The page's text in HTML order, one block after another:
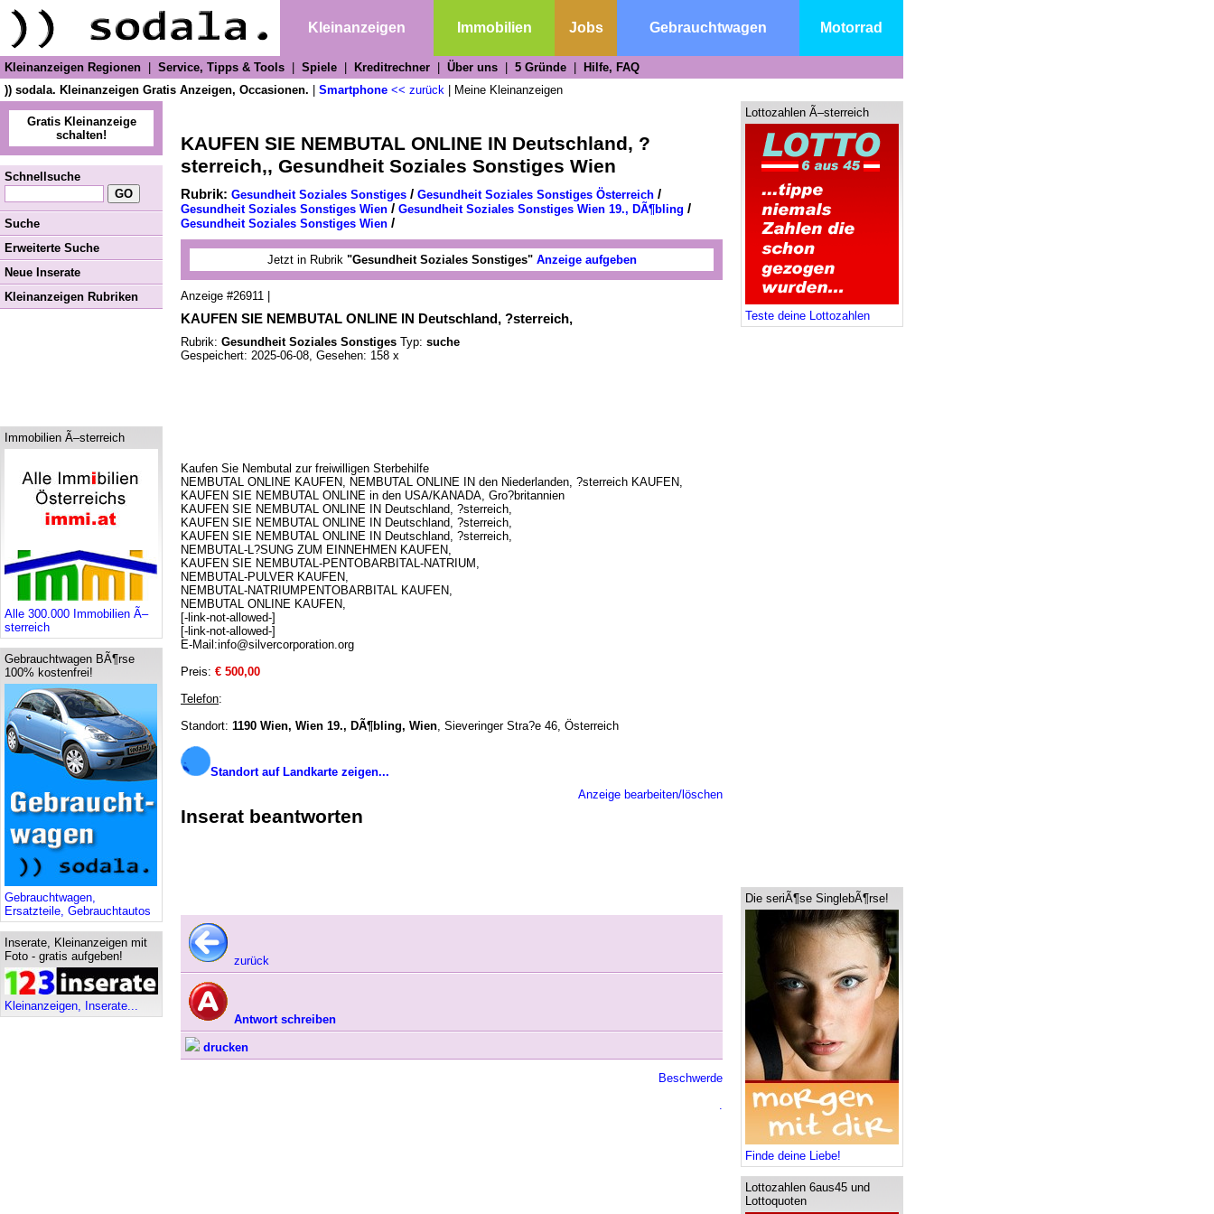
Kleinanzeigen Immobilien Jobs Gebrauchtwagen Motorrad
Kleinanzeigen Regionen Service, Tipps & Tools Spiele Kreditrechner Über uns 5 Gründe
Hilfe, FAQ
)) sodala. Kleinanzeigen Gratis Anzeigen, Occasionen.
Smartphone << zurück Meine Kleinanzeigen
Gratis Kleinanzeige
schalten!
Schnellsuche
Suche
Erweiterte Suche
Neue Inserate
Kleinanzeigen Rubriken
Immobilien Ã–sterreich
Alle 300.000 Immobilien Ã–
sterreich
Gebrauchtwagen BÃ¶rse
100% kostenfrei!
Gebrauchtwagen,
Ersatzteile, Gebrauchtautos
Inserate, Kleinanzeigen mit
Foto - gratis aufgeben!
Kleinanzeigen, Inserate...
KAUFEN SIE NEMBUTAL ONLINE IN Deutschland, ?
sterreich,, Gesundheit Soziales Sonstiges Wien
Rubrik: Gesundheit Soziales Sonstiges / Gesundheit Soziales Sonstiges Österreich /
Gesundheit Soziales Sonstiges Wien / Gesundheit Soziales Sonstiges Wien 19., DÃ¶bling /
Gesundheit Soziales Sonstiges Wien /
Jetzt in Rubrik "Gesundheit Soziales Sonstiges" Anzeige aufgeben
Anzeige #26911 |
KAUFEN SIE NEMBUTAL ONLINE IN Deutschland, ?sterreich,
Rubrik: Gesundheit Soziales Sonstiges Typ: suche
Gespeichert: 2025-06-08, Gesehen: 158 x
Kaufen Sie Nembutal zur freiwilligen Sterbehilfe
NEMBUTAL ONLINE KAUFEN, NEMBUTAL ONLINE IN den Niederlanden, ?sterreich KAUFEN,
KAUFEN SIE NEMBUTAL ONLINE in den USA/KANADA, Gro?britannien
KAUFEN SIE NEMBUTAL ONLINE IN Deutschland, ?sterreich,
KAUFEN SIE NEMBUTAL ONLINE IN Deutschland, ?sterreich,
KAUFEN SIE NEMBUTAL ONLINE IN Deutschland, ?sterreich,
NEMBUTAL-L?SUNG ZUM EINNEHMEN KAUFEN,
KAUFEN SIE NEMBUTAL-PENTOBARBITAL-NATRIUM,
NEMBUTAL-PULVER KAUFEN,
NEMBUTAL-NATRIUMPENTOBARBITAL KAUFEN,
NEMBUTAL ONLINE KAUFEN,
[-link-not-allowed-]
[-link-not-allowed-]
E-Mail:info@silvercorporation.org
Preis: € 500,00
Telefon:
Standort: 1190 Wien, Wien 19., DÃ¶bling, Wien, Sieveringer Stra?e 46, Österreich
Standort auf Landkarte zeigen...
Anzeige bearbeiten/löschen
Inserat beantworten
zurück
Antwort schreiben
drucken
Beschwerde
.
Lottozahlen Ã–sterreich
Teste deine Lottozahlen
Die seriÃ¶se SinglebÃ¶rse!
Finde deine Liebe!
Lottozahlen 6aus45 und
Lottoquoten